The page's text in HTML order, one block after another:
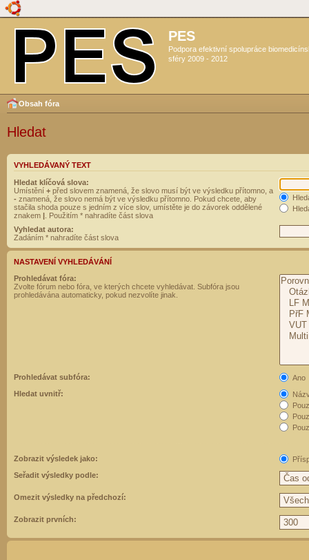
PES
Podpora efektivní spolupráce
sféry 2009 - 2012
Obsah fóra
Hledat
VYHLEDÁVANÝ TEXT
Hledat klíčová slova:
Umístění + před slovem znamená, že slovo musí být ve výsledku přítomno, a
- znamená, že slovo nemá být ve výsledku přítomno. Pokud chcete, aby
stačila shoda pouze s jedním z více slov, umístěte je do závorek oddělené
znakem | . Použitím * nahradíte část slova
Vyhledat autora:
Zadáním * nahradíte část slova
NASTAVENÍ VYHLEDÁVÁNÍ
Prohledávat fóra:
Zvolte fórum nebo fóra, ve kterých chcete vyhledávat. Subfóra jsou
prohledávána automaticky, pokud nezvolíte jinak.
Prohledávat subfóra:
Ano
Hledat uvnitř:
Zobrazit výsledek jako:
Seřadit výsledky podle:
Omezit výsledky na předchozí:
Zobrazit prvních: